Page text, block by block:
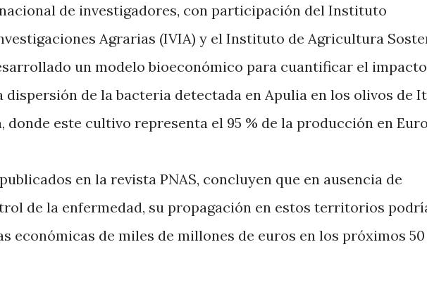
de investigadores, con participación del Instituto
Agrarias (IVIA) y el Instituto de Agricultura
un modelo bioeconómico para cuantificar el impacto
dispersión de la bacteria detectada en Apulia en los olivos de
donde este cultivo representa el 95 % de la producción en
en la revista PNAS, concluyen que en ausencia de
de la enfermedad, su propagación en estos territorios
económicas de miles de millones de euros en los próximos 50